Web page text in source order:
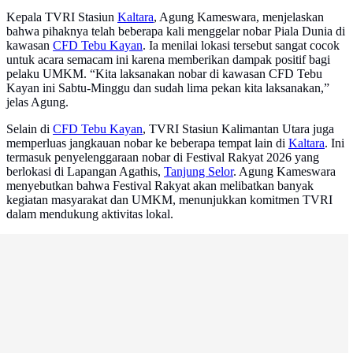
Kepala TVRI Stasiun Kaltara, Agung Kameswara, menjelaskan
bahwa pihaknya telah beberapa kali menggelar nobar Piala Dunia di
kawasan CFD Tebu Kayan. Ia menilai lokasi tersebut sangat cocok
untuk acara semacam ini karena memberikan dampak positif bagi
pelaku UMKM. “Kita laksanakan nobar di kawasan CFD Tebu
Kayan ini Sabtu-Minggu dan sudah lima pekan kita laksanakan,”
jelas Agung.
Selain di CFD Tebu Kayan, TVRI Stasiun Kalimantan Utara juga
memperluas jangkauan nobar ke beberapa tempat lain di Kaltara. Ini
termasuk penyelenggaraan nobar di Festival Rakyat 2026 yang
berlokasi di Lapangan Agathis, Tanjung Selor. Agung Kameswara
menyebutkan bahwa Festival Rakyat akan melibatkan banyak
kegiatan masyarakat dan UMKM, menunjukkan komitmen TVRI
dalam mendukung aktivitas lokal.